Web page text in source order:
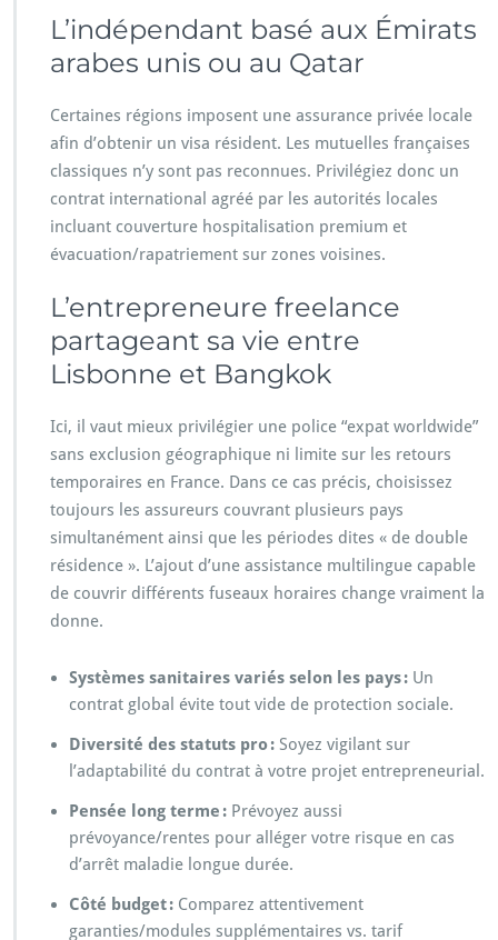
L’indépendant basé aux Émirats
arabes unis ou au Qatar
Certaines régions imposent une assurance privée locale
afin d’obtenir un visa résident. Les mutuelles françaises
classiques n’y sont pas reconnues. Privilégiez donc un
contrat international agréé par les autorités locales
incluant couverture hospitalisation premium et
évacuation/rapatriement sur zones voisines.
L’entrepreneure freelance
partageant sa vie entre
Lisbonne et Bangkok
Ici, il vaut mieux privilégier une police “expat worldwide”
sans exclusion géographique ni limite sur les retours
temporaires en France. Dans ce cas précis, choisissez
toujours les assureurs couvrant plusieurs pays
simultanément ainsi que les périodes dites « de double
résidence ». L’ajout d’une assistance multilingue capable
de couvrir différents fuseaux horaires change vraiment la
donne.
Systèmes sanitaires variés selon les pays : Un
contrat global évite tout vide de protection sociale.
Diversité des statuts pro : Soyez vigilant sur
l’adaptabilité du contrat à votre projet entrepreneurial.
Pensée long terme : Prévoyez aussi
prévoyance/rentes pour alléger votre risque en cas
d’arrêt maladie longue durée.
Côté budget : Comparez attentivement
garanties/modules supplémentaires vs. tarif